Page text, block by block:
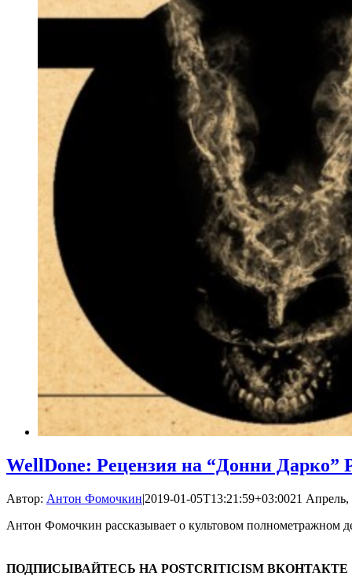
WellDone: Рецензия на “Донни Дарко”
Автор: Антон Фомочкин|2019-01-05T13:21:59+03:0021 Апрель,
Антон Фомочкин рассказывает о культовом полнометражном
ПОДПИСЫВАЙТЕСЬ НА POSTCRITICISM ВКОНТАКТЕ